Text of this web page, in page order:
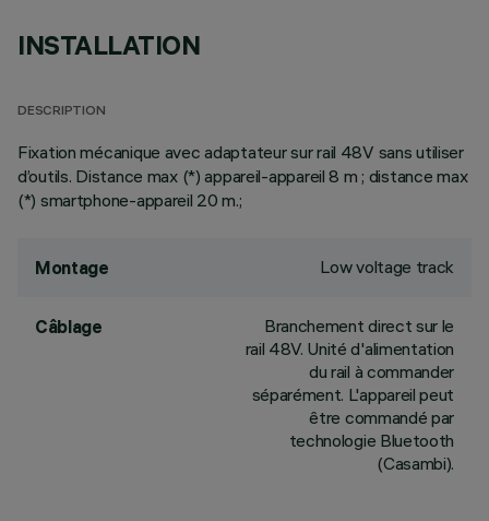
INSTALLATION
DESCRIPTION
Fixation mécanique avec adaptateur sur rail 48V sans utiliser
d’outils. Distance max (*) appareil-appareil 8 m ; distance max
(*) smartphone-appareil 20 m.;
Montage Low voltage track
Câblage
Branchement direct sur le
rail 48V. Unité d'alimentation
du rail à commander
séparément. L'appareil peut
être commandé par
technologie Bluetooth
(Casambi).